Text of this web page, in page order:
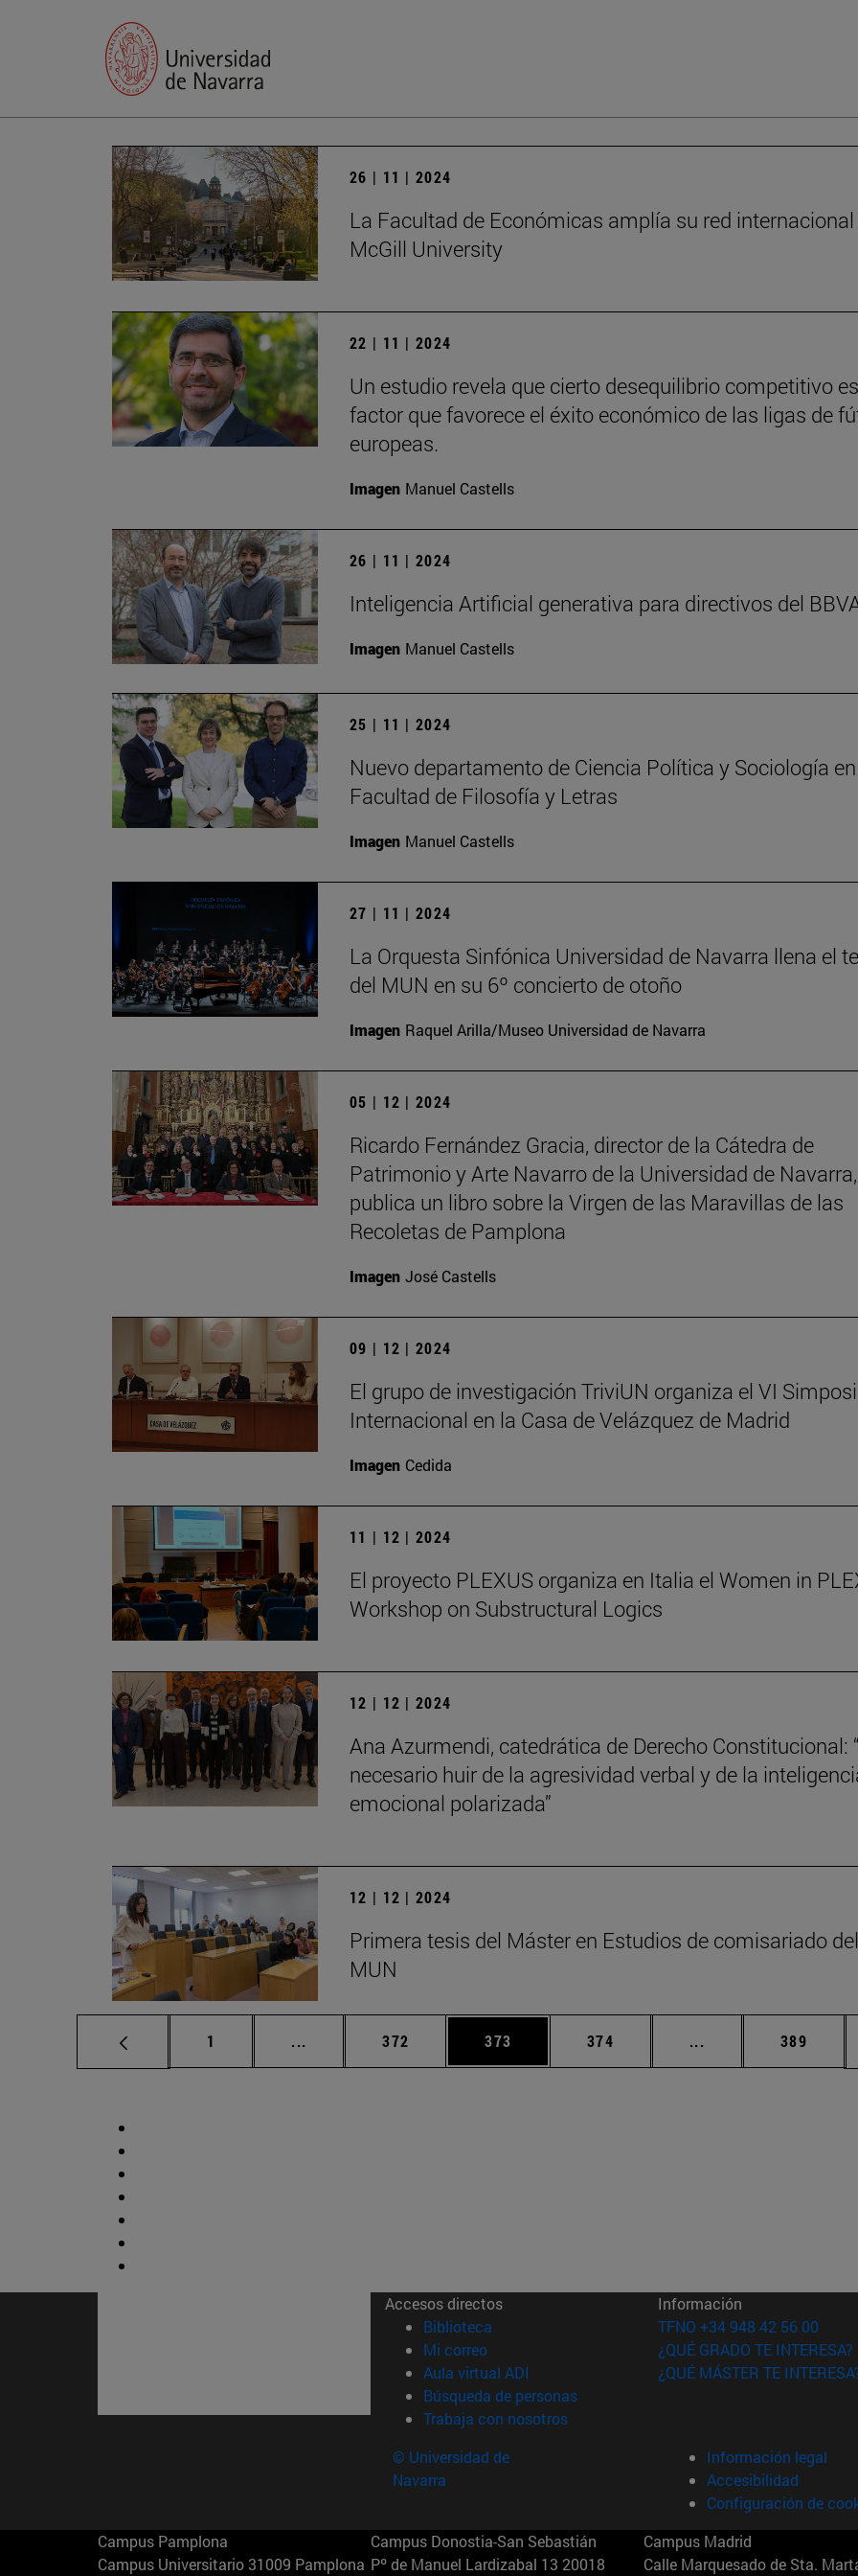
26 | 11 | 2024
La Facultad de Económicas amplía su red
McGill University
22 | 11 | 2024
Un estudio revela que cierto desequilibrio competitivo
factor que favorece el éxito económico de las ligas de
europeas.
Imagen Manuel Castells
26 | 11 | 2024
Inteligencia Artificial generativa para directivos del
Imagen Manuel Castells
25 | 11 | 2024
Nuevo departamento de Ciencia Política y Sociología
Facultad de Filosofía y Letras
Imagen Manuel Castells
27 | 11 | 2024
La Orquesta Sinfónica Universidad de Navarra llena el
del MUN en su 6º concierto de otoño
Imagen Raquel Arilla/Museo Universidad de Navarra
05 | 12 | 2024
Ricardo Fernández Gracia, director de la Cátedra de
Patrimonio y Arte Navarro de la Universidad de Navarra,
publica un libro sobre la Virgen de las Maravillas de las
Recoletas de Pamplona
Imagen José Castells
09 | 12 | 2024
El grupo de investigación TriviUN organiza el VI
Internacional en la Casa de Velázquez de Madrid
Imagen Cedida
11 | 12 | 2024
El proyecto PLEXUS organiza en Italia el Women in
Workshop on Substructural Logics
12 | 12 | 2024
Ana Azurmendi, catedrática de Derecho Constitucional:
necesario huir de la agresividad verbal y de la
emocional polarizada”
12 | 12 | 2024
Primera tesis del Máster en Estudios de comisariado del
MUN
Página
1 ... Páginas intermedias Use TAB para desplazarse.
Página
372 Página
373 Página
374 ... Páginas intermedias
Página
389
Accesos directos
Biblioteca (abre en nueva ventana)
Mi correo(abre en nueva ventana)
Aula virtual ADI (abre en nueva ventana)
Búsqueda de personas(abre en nueva ventana)
Trabaja con nosotros(abre en nueva ventana)
Información
TFNO +34 948 42 56 00
¿QUÉ GRADO TE INTERESA?
¿QUÉ MÁSTER TE
© Universidad de
Navarra
Información legal
Accesibilidad
Configuración de
Campus Pamplona
Campus Universitario 31009 Pamplona
Campus Donostia-San Sebastián
Pº de Manuel Lardizabal 13 20018
Campus Madrid
Calle Marquesado de Sta.